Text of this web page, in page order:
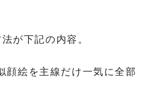
が下記の内容。
顔絵を主線だけ一気に全部